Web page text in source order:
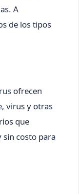
A
de los tipos
ofrecen
virus y otras
que
costo para